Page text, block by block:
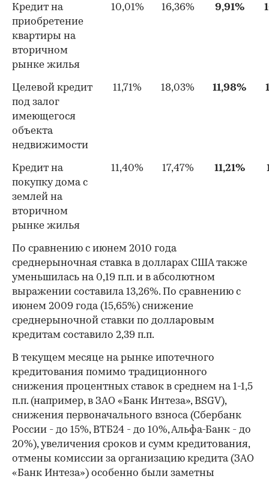
Кредит на
приобретение
квартиры на
вторичном
рынке жилья
10,01% 16,36% 9,91%
Целевой кредит
под залог
имеющегося
объекта
недвижимости
11,71% 18,03% 11,98%
Кредит на
покупку дома с
землей на
вторичном
рынке жилья
11,40% 17,47% 11,21%
По сравнению с июнем 2010 года
среднерыночная ставка в долларах США также
уменьшилась на 0,19 п.п. и в абсолютном
выражении составила 13,26%. По сравнению с
июнем 2009 года (15,65%) снижение
среднерыночной ставки по долларовым
кредитам составило 2,39 п.п.
В текущем месяце на рынке ипотечного
кредитования помимо традиционного
снижения процентных ставок в среднем на 1-1,5
п.п. (например, в ЗАО «Банк Интеза», BSGV),
снижения первоначального взноса (Сбербанк
России - до 15%, ВТБ24 - до 10%, Альфа-Банк - до
20%), увеличения сроков и сумм кредитования,
отмены комиссии за организацию кредита (ЗАО
«Банк Интеза») особенно были заметны